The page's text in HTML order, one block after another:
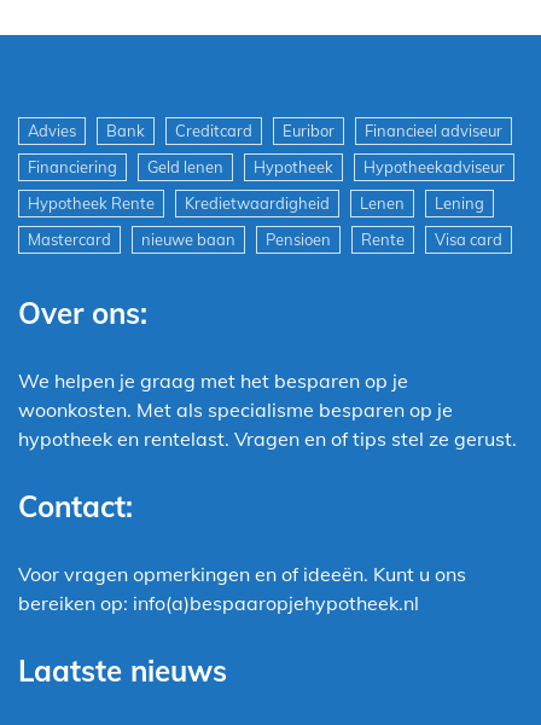
Advies Bank Creditcard Euribor
Financieel adviseur
Financiering
Geld lenen Hypotheek
Hypotheekadviseur
Hypotheek Rente
Kredietwaardigheid Lenen
Lening
Mastercard
nieuwe baan Pensioen Rente Visa card
Over ons:
We helpen je graag met het besparen op je
woonkosten. Met als specialisme besparen op je
hypotheek en rentelast. Vragen en of tips stel ze gerust.
Contact:
Voor vragen opmerkingen en of ideeën. Kunt u ons
bereiken op: info(a)bespaaropjehypotheek.nl
Laatste nieuws